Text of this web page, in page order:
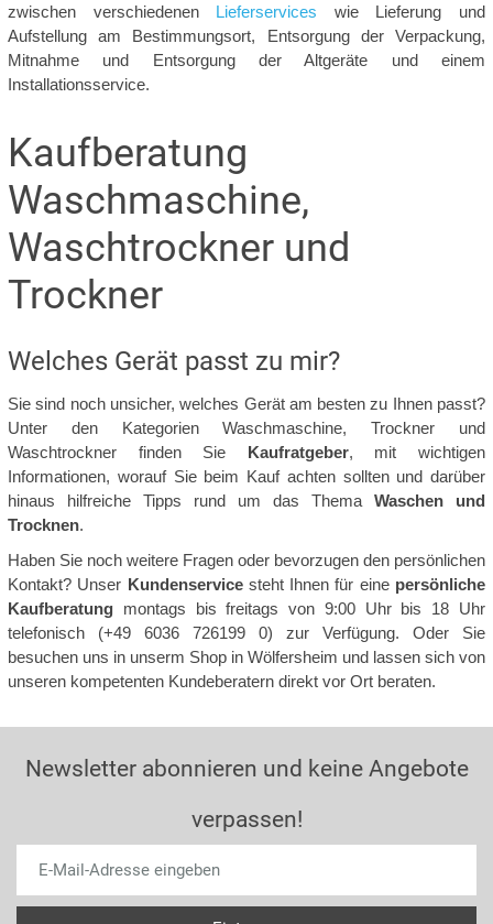
zwischen verschiedenen Lieferservices wie Lieferung und
Aufstellung am Bestimmungsort, Entsorgung der Verpackung,
Mitnahme und Entsorgung der Altgeräte und einem
Installationsservice.
Kaufberatung
Waschmaschine,
Waschtrockner und
Trockner
Welches Gerät passt zu mir?
Sie sind noch unsicher, welches Gerät am besten zu Ihnen passt?
Unter den Kategorien Waschmaschine, Trockner und
Waschtrockner finden Sie Kaufratgeber, mit wichtigen
Informationen, worauf Sie beim Kauf achten sollten und darüber
hinaus hilfreiche Tipps rund um das Thema Waschen und
Trocknen.
Haben Sie noch weitere Fragen oder bevorzugen den persönlichen
Kontakt? Unser Kundenservicesteht Ihnen für eine persönliche
Kaufberatung montags bis freitags von 9:00 Uhr bis 18 Uhr
telefonisch (+49 6036 726199 0) zur Verfügung. Oder Sie
besuchen uns in unserm Shop in Wölfersheim und lassen sich von
unseren kompetenten Kundeberatern direkt vor Ort beraten.
Newsletter abonnieren und keine Angebote
verpassen!